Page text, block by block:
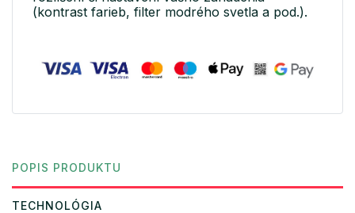
(kontrast farieb, filter modrého svetla a pod.).
POPIS PRODUKTU
TECHNOLÓGIA